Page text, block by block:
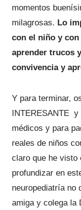
momentos
milagrosas. Lo
con el niño y
aprender trucos
convivencia y
Y para terminar,
INTERESANTE
médicos y para
reales de niños
claro que he visto
profundizar en
neuropediatría no
amiga y colega la